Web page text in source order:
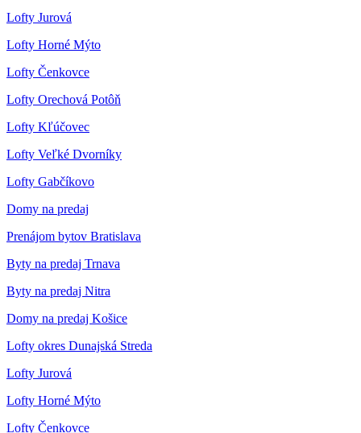
Lofty Jurová
Lofty Horné Mýto
Lofty Čenkovce
Lofty Orechová Potôň
Lofty Kľúčovec
Lofty Veľké Dvorníky
Lofty Gabčíkovo
Domy na predaj
Prenájom bytov Bratislava
Byty na predaj Trnava
Byty na predaj Nitra
Domy na predaj Košice
Lofty okres Dunajská Streda
Lofty Jurová
Lofty Horné Mýto
Lofty Čenkovce